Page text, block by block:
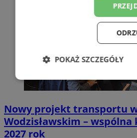
Nowy projekt transportu
Wodzisławskim –
2027 rok
POKAŻ SZCZEGÓŁY
Niezbędne
Funkcjonalność